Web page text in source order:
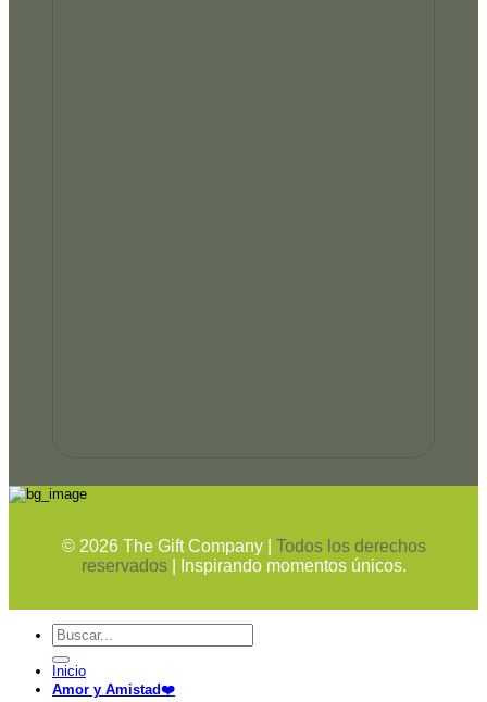
© 2026The Gift Company |
Todos los derechos
reservados
| Inspirando momentos únicos.
Buscar
por:
Inicio
Amor y Amistad❤️